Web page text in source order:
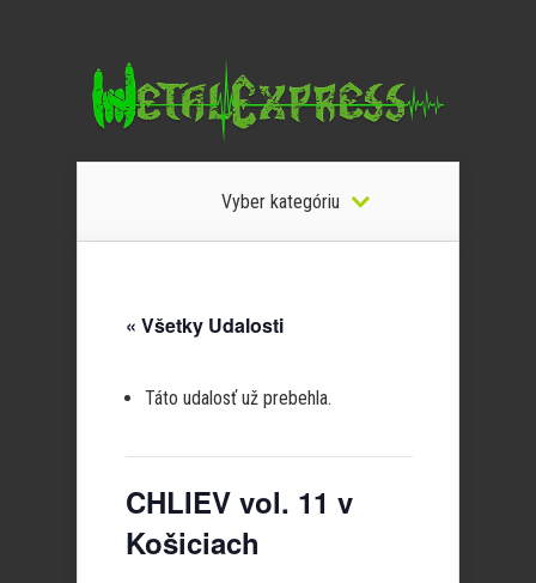
Vyber kategóriu
« Všetky Udalosti
Táto udalosť už prebehla.
CHLIEV vol. 11 v
Košiciach